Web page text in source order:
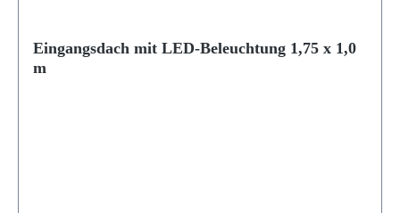
Eingangsdach mit LED-Beleuchtung 1,75 x 1,0
m